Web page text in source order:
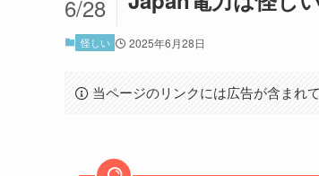
6/28
怪しい 2025年6月28日
当ページのリンクには広告が含まれて